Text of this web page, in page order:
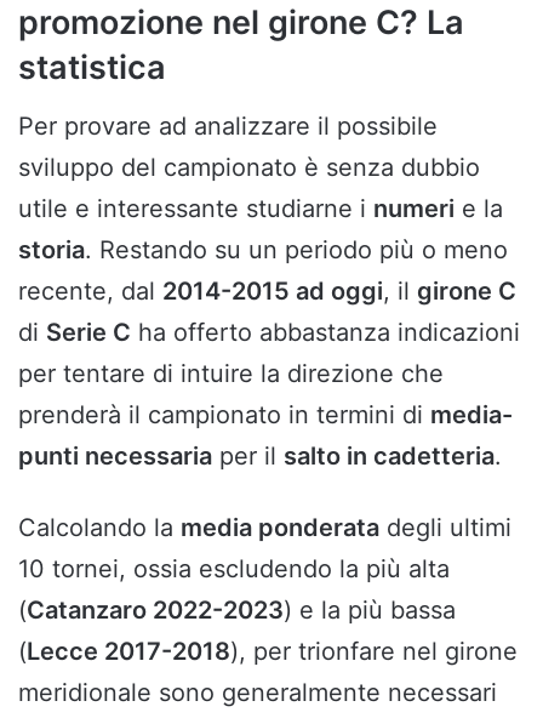
promozione nel girone C? La
statistica
Per provare ad analizzare il possibile
sviluppo del campionato è senza dubbio
utile e interessante studiarne i numeri e la
storia. Restando su un periodo più o meno
recente, dal 2014-2015 ad oggi, il girone C
di Serie C ha offerto abbastanza indicazioni
per tentare di intuire la direzione che
prenderà il campionato in termini di media-
punti necessaria per il salto in cadetteria.
Calcolando la media ponderata degli ultimi
10 tornei, ossia escludendo la più alta
(Catanzaro 2022-2023) e la più bassa
(Lecce 2017-2018), per trionfare nel girone
meridionale sono generalmente necessari